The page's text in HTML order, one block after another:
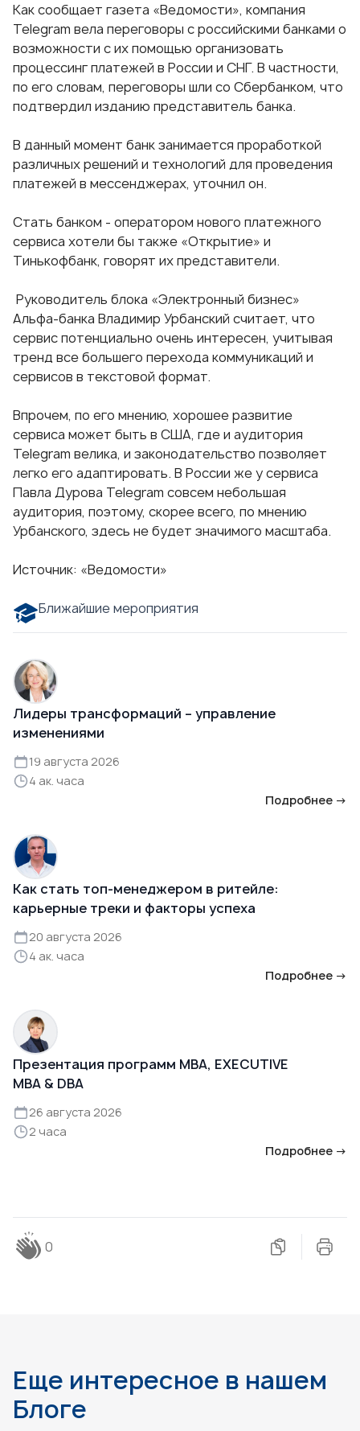
Как сообщает газета «Ведомости», компания
Telegram вела переговоры с российскими банками о
возможности с их помощью организовать
процессинг платежей в России и СНГ. В частности,
по его словам, переговоры шли со Сбербанком, что
подтвердил изданию представитель банка.
В данный момент банк занимается проработкой
различных решений и технологий для проведения
платежей в мессенджерах, уточнил он.
Стать банком - оператором нового платежного
сервиса хотели бы также «Открытие» и
Тинькофбанк, говорят их представители.
Руководитель блока «Электронный бизнес»
Альфа-банка Владимир Урбанский считает, что
сервис потенциально очень интересен, учитывая
тренд все большего перехода коммуникаций и
сервисов в текстовой формат.
Впрочем, по его мнению, хорошее развитие
сервиса может быть в США, где и аудитория
Telegram велика, и законодательство позволяет
легко его адаптировать. В России же у сервиса
Павла Дурова Telegram совсем небольшая
аудитория, поэтому, скорее всего, по мнению
Урбанского, здесь не будет значимого масштаба.
Источник: «Ведомости»
Ближайшие мероприятия
Лидеры трансформаций – управление
изменениями
19 августа 2026
4 ак. часа
Подробнее →
Как стать топ-менеджером в ритейле:
карьерные треки и факторы успеха
20 августа 2026
4 ак. часа
Подробнее →
Презентация программ MBA, EXECUTIVE
MBA & DBA
26 августа 2026
2 часа
Подробнее →
0
Еще интересное в нашем
Блоге